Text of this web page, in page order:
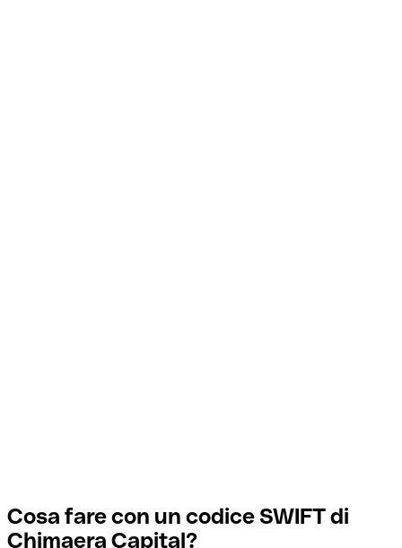
Cosa fare con un codice SWIFT di
Chimaera Capital?